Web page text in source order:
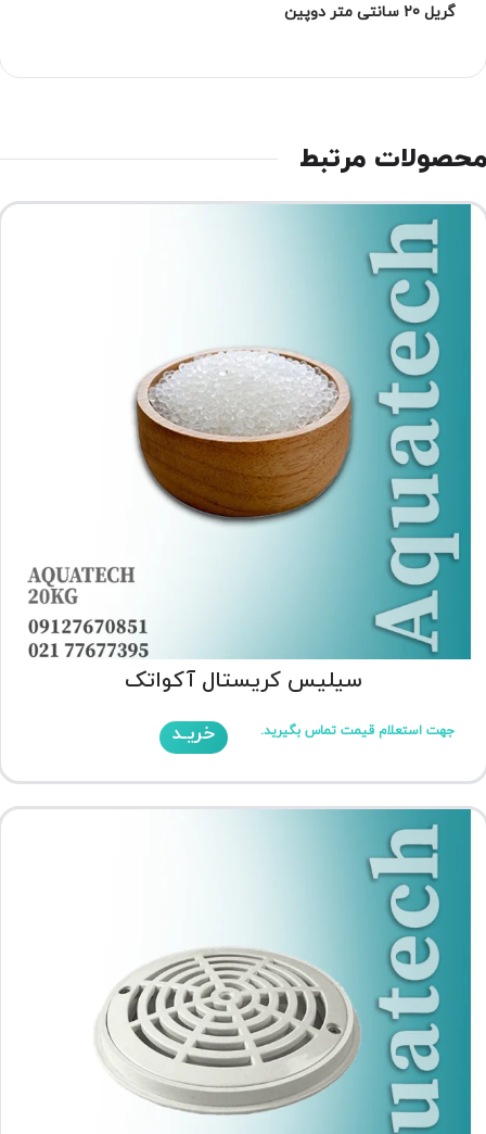
گریل 20 سانتی متر دوپین
مرتبط
سیلیس کریستال آکواتک
جهت استعلام قیمت تماس بگیرید. خریـد